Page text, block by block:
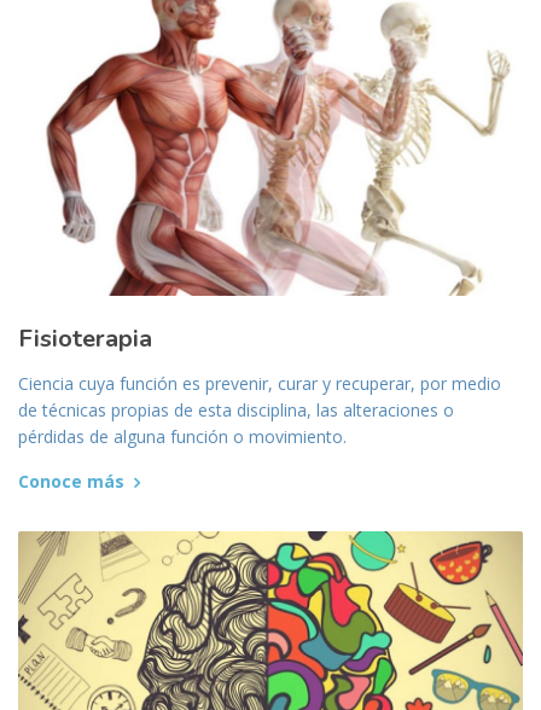
Fisioterapia
Ciencia cuya función es prevenir, curar y recuperar, por medio
de técnicas propias de esta disciplina, las alteraciones o
pérdidas de alguna función o movimiento.
Conoce más